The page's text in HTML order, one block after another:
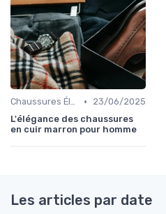
Chaussures Élégantes et de Cérémonie •
23/06/2025
L'élégance des chaussures
en cuir marron pour homme
Les articles par date